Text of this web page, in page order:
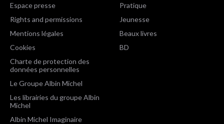
Espace presse
Rights and permissions
Mentions légales
Cookies
Charte de protection des
données personnelles
Le Groupe Albin Michel
Les librairies du groupe Albin
Michel
Albin Michel Imaginaire
Pratique
Jeunesse
Beaux livres
BD